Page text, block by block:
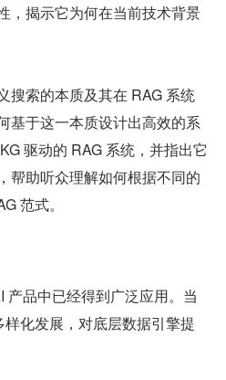
，揭示它为何在当前技术背景
搜索的本质及其在 RAG 系统
基于这一本质设计出高效的系
驱动的 RAG 系统，并指出它
帮助听众理解如何根据不同的
范式。
产品中已经得到广泛应用。当
化发展，对底层数据引擎提